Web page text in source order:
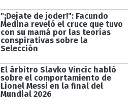
"¡Dejate de joder!": Facundo
Medina reveló el cruce que tuvo
con su mamá por las teorías
conspirativas sobre la
Selección
El árbitro Slavko Vincic habló
sobre el comportamiento de
Lionel Messi en la final del
Mundial 2026